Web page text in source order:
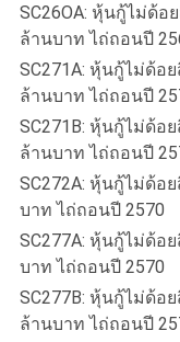
SC26OA: หุ้นกู้ไม่ด้
ล้านบาท ไถ่ถอนปี
SC271A: หุ้นกู้ไม่ด้อ
ล้านบาท ไถ่ถอนปี
SC271B: หุ้นกู้ไม่ด้อ
ล้านบาท ไถ่ถอนปี
SC272A: หุ้นกู้ไม่ด้อ
บาท ไถ่ถอนปี 2570
SC277A: หุ้นกู้ไม่ด้อ
บาท ไถ่ถอนปี 2570
SC277B: หุ้นกู้ไม่ด้อ
ล้านบาท ไถ่ถอนปี